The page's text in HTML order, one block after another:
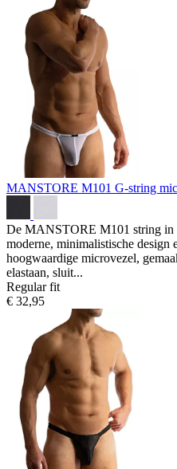
MANSTORE M101 G-string
De MANSTORE M101 string in
moderne, minimalistische
hoogwaardige microvezel,
elastaan, sluit...
Regular fit
€ 32,95